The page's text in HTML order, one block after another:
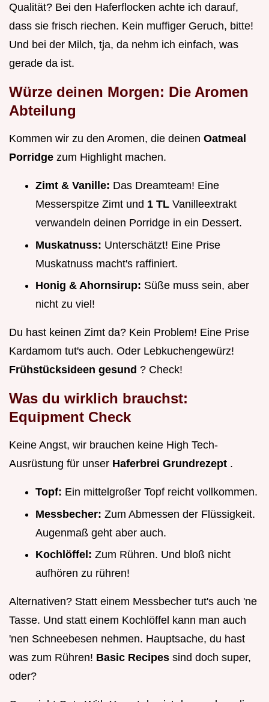
Qualität? Bei den Haferflocken achte ich darauf,
dass sie frisch riechen. Kein muffiger Geruch, bitte!
Und bei der Milch, tja, da nehm ich einfach, was
gerade da ist.
Würze deinen Morgen: Die Aromen
Abteilung
Kommen wir zu den Aromen, die deinen Oatmeal
Porridge zum Highlight machen.
Zimt & Vanille: Das Dreamteam! Eine
Messerspitze Zimt und 1 TL Vanilleextrakt
verwandeln deinen Porridge in ein Dessert.
Muskatnuss: Unterschätzt! Eine Prise
Muskatnuss macht's raffiniert.
Honig & Ahornsirup: Süße muss sein, aber
nicht zu viel!
Du hast keinen Zimt da? Kein Problem! Eine Prise
Kardamom tut's auch. Oder Lebkuchengewürz!
Frühstücksideen gesund ? Check!
Was du wirklich brauchst:
Equipment Check
Keine Angst, wir brauchen keine High Tech-
Ausrüstung für unser Haferbrei Grundrezept .
Topf: Ein mittelgroßer Topf reicht vollkommen.
Messbecher: Zum Abmessen der Flüssigkeit.
Augenmaß geht aber auch.
Kochlöffel: Zum Rühren. Und bloß nicht
aufhören zu rühren!
Alternativen? Statt einem Messbecher tut's auch 'ne
Tasse. Und statt einem Kochlöffel kann man auch
'nen Schneebesen nehmen. Hauptsache, du hast
was zum Rühren! Basic Recipes sind doch super,
oder?